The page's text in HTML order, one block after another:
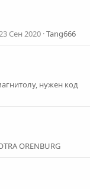
Сен 2020 Tang666
нужен код
ORENBURG